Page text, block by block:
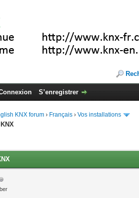
S’enregistrer
KNX forum › Français › Vos installations